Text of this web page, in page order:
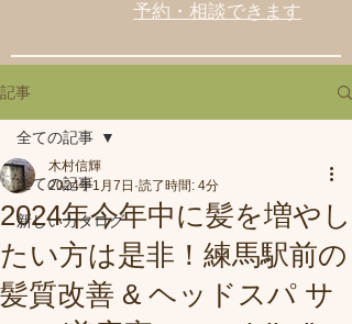
予約・相談できます
記事
全ての記事
新しいカタログ
全ての記事
2024年今年中に髪を増やし
たい方は是非！練馬駅前の
髪質改善 & ヘッドスパ サ
木村信輝
2024年1月7日 読了時間: 4分